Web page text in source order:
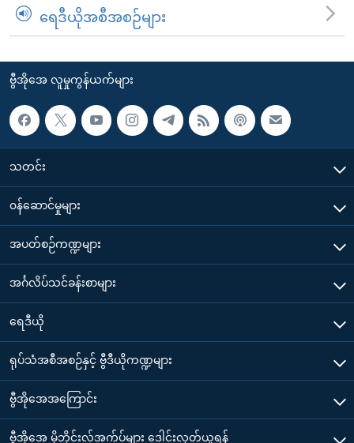
ရေဒီယိုအစီအစဉ်များ
ဗွီအိုအေ လူမှုကွန်ယက်များ
သတင်း
၀န်ဆောင်မှုများ
အပတ်စဉ်ကဏ္ဍများ
အင်္ဂလိပ်သင်ခန်းစာများ
ရေဒီယို
ရုပ်သံအစီအစဉ်နှင့် ဗွီဒီယိုကဏ္ဍများ
ဗွီအိုအေအကြောင်း
ဗွီအိုအေ မိုဘိုင်းလ်အက်ပ်များ ဒေါင်းလုတ်ယူရန်